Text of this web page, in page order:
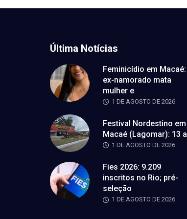
Última Notícias
Feminicídio em Macaé:
ex-namorado mata
mulher e
1 DE AGOSTO DE 2026
Festival Nordestino em
Macaé (Lagomar): 13 a
1 DE AGOSTO DE 2026
Fies 2026: 9.209
inscritos no Rio; pré-
seleção
1 DE AGOSTO DE 2026